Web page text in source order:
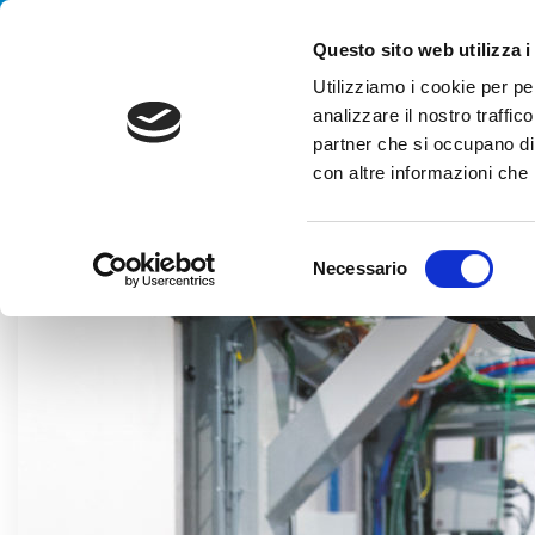
Questo sito web utilizza i
Utilizziamo i cookie per
analizzare il nostro
partner che si occupano
con altre informazioni
e
e
z
i
n
e
d
Necessario